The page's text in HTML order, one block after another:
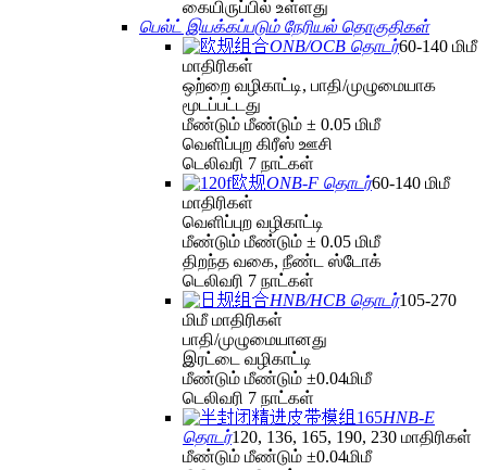
கையிருப்பில் உள்ளது
பெல்ட் இயக்கப்படும் நேரியல் தொகுதிகள்
ONB/OCB தொடர்60-140 மிமீ
மாதிரிகள்
ஒற்றை வழிகாட்டி, பாதி/முழுமையாக
மூடப்பட்டது
மீண்டும் மீண்டும் ± 0.05 மிமீ
வெளிப்புற கிரீஸ் ஊசி
டெலிவரி 7 நாட்கள்
ONB-F தொடர்60-140 மிமீ
மாதிரிகள்
வெளிப்புற வழிகாட்டி
மீண்டும் மீண்டும் ± 0.05 மிமீ
திறந்த வகை, நீண்ட ஸ்டோக்
டெலிவரி 7 நாட்கள்
HNB/HCB தொடர்105-270
மிமீ மாதிரிகள்
பாதி/முழுமையானது
இரட்டை வழிகாட்டி
மீண்டும் மீண்டும் ±0.04மிமீ
டெலிவரி 7 நாட்கள்
HNB-E
தொடர்120, 136, 165, 190, 230 மாதிரிகள்
மீண்டும் மீண்டும் ±0.04மிமீ